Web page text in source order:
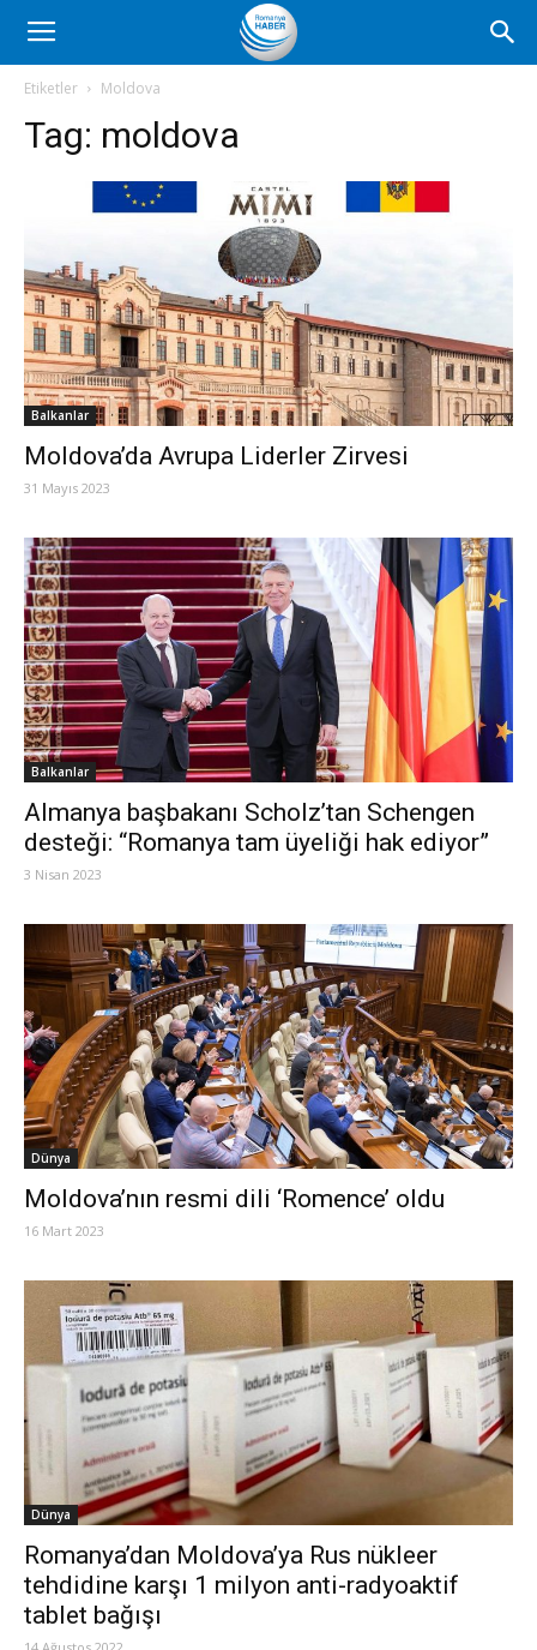
Romanya
Haber
Etiketler Moldova
Tag: moldova
Balkanlar
Moldova’da Avrupa Liderler Zirvesi
31 Mayıs 2023
Balkanlar
Almanya başbakanı Scholz’tan Schengen
desteği: “Romanya tam üyeliği hak ediyor”
3 Nisan 2023
Dünya
Moldova’nın resmi dili ‘Romence’ oldu
16 Mart 2023
Dünya
Romanya’dan Moldova’ya Rus nükleer
tehdidine karşı 1 milyon anti-radyoaktif
tablet bağışı